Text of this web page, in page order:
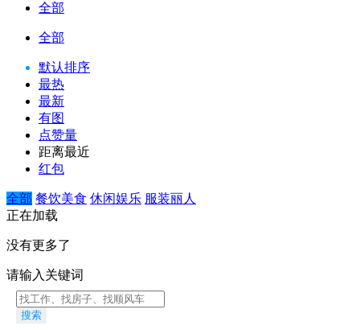
全部
全部
默认排序
最热
最新
有图
点赞量
距离最近
红包
全部 餐饮美食 休闲娱乐 服装丽人
正在加载
没有更多了
请输入关键词
搜索